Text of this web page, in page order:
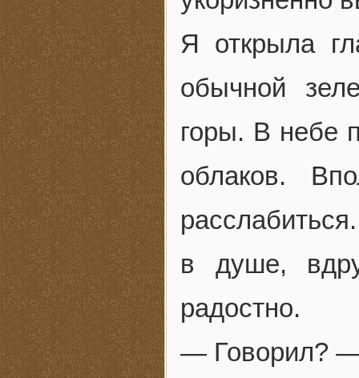
Я открыла
обычной
горы. В небе
облаков.
в душе,
радостно.
— Говорил? —